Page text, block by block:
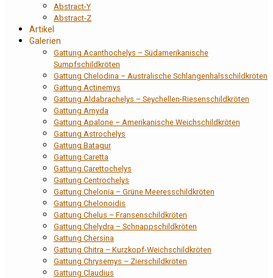
Abstract-Y
Abstract-Z
Artikel
Galerien
Gattung Acanthochelys – Südamerikanische
Sumpfschildkröten
Gattung Chelodina – Australische Schlangenhalsschildkröten
Gattung Actinemys
Gattung Aldabrachelys – Seychellen-Riesenschildkröten
Gattung Amyda
Gattung Apalone – Amerikanische Weichschildkröten
Gattung Astrochelys
Gattung Batagur
Gattung Caretta
Gattung Carettochelys
Gattung Centrochelys
Gattung Chelonia – Grüne Meeresschildkröten
Gattung Chelonoidis
Gattung Chelus – Fransenschildkröten
Gattung Chelydra – Schnappschildkröten
Gattung Chersina
Gattung Chitra – Kurzkopf-Weichschildkröten
Gattung Chrysemys – Zierschildkröten
Gattung Claudius